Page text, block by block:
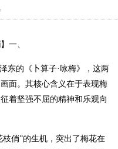
】一、
东的《卜算子·咏梅》，这两
面。其核心含义在于表现梅
着坚强不屈的精神和乐观向
俏”的生机，突出了梅花在